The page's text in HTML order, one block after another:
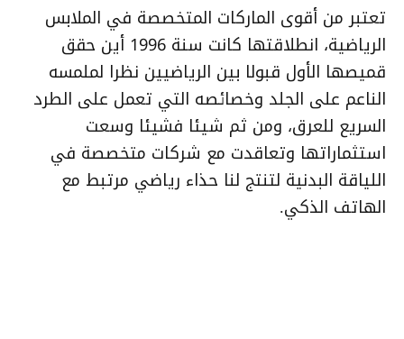
تعتبر من أقوى الماركات المتخصصة في الملابس
الرياضية، انطلاقتها كانت سنة 1996 أين حقق
قميصها الأول قبولا بين الرياضيين نظرا لملمسه
الناعم على الجلد وخصائصه التي تعمل على الطرد
السريع للعرق، ومن ثم شيئا فشيئا وسعت
استثماراتها وتعاقدت مع شركات متخصصة في
اللياقة البدنية لتنتج لنا حذاء رياضي مرتبط مع
الهاتف الذكي.